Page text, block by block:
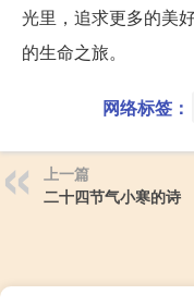
光里，追求更多的美
的生命之旅。
网络标签：
上一篇
二十四节气小寒的诗